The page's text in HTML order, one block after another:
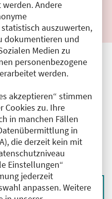
Andere
auszuwerten,
dokumentieren und
Medien zu
personenbezogene
werden.
akzeptieren“ stimmen
Cookies zu. Ihre
in manchen Fällen
in
die derzeit kein mit
Einstellungen“
jederzeit
anpassen. Weitere
entsprechen
getätigten Angaben.
keine
die Haftung obliegt dem
neu laden